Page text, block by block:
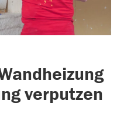
verputzen